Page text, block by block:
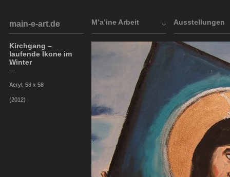
main-e-art.de M’a’ine Arbeit Ausstellungen
Kirchgang –
laufende Ikone im
Winter
—
Acryl, 58 x 58
(2012)